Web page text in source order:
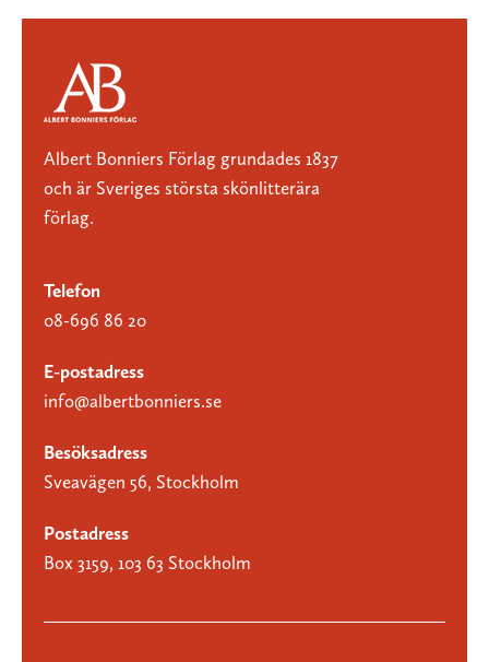
Albert Bonniers Förlag grundades 1837
och är Sveriges största skönlitterära
förlag.
Telefon
08-696 86 20
E-postadress
info@albertbonniers.se
Besöksadress
Sveavägen 56, Stockholm
Postadress
Box 3159, 103 63 Stockholm